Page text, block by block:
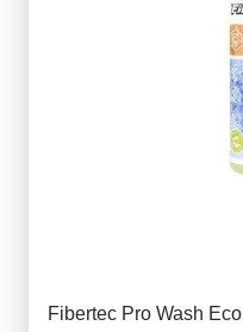
Fibertec Pro Wash